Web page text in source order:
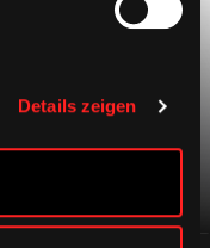
Details zeigen